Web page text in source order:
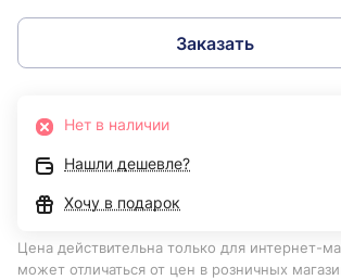
Заказать
Нет в наличии
Нашли дешевле?
Хочу в подарок
Цена действительна только для интернет-
может отличаться от цен в розничных